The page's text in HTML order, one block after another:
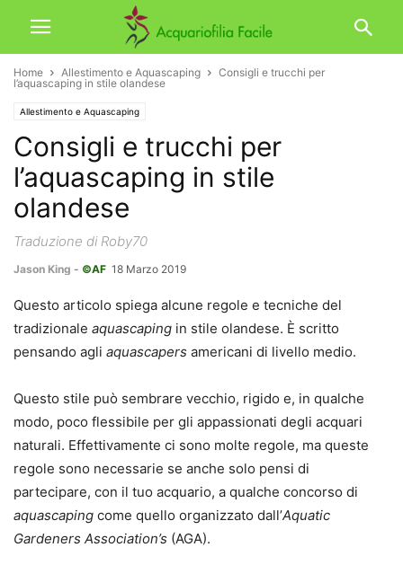
Home Allestimento e Aquascaping
Consigli e trucchi per
l’aquascaping in stile olandese
Allestimento e Aquascaping
Consigli e trucchi per
l’aquascaping in stile
olandese
Traduzione di Roby70
Jason King - ©AF 18 Marzo 2019
Questo articolo spiega alcune regole e tecniche del
tradizionale aquascaping in stile olandese. È scritto
pensando agli aquascapers americani di livello medio.
Questo stile può sembrare vecchio, rigido e, in qualche
modo, poco flessibile per gli appassionati degli acquari
naturali. Effettivamente ci sono molte regole, ma queste
regole sono necessarie se anche solo pensi di
partecipare, con il tuo acquario, a qualche concorso di
aquascaping come quello organizzato dall’Aquatic
Gardeners Association’s (AGA).